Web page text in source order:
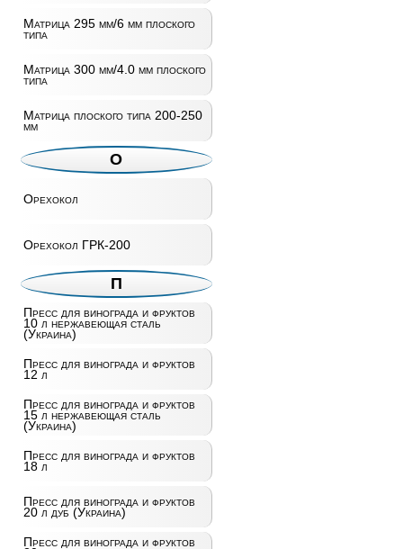
Матрица 295 мм/6 мм плоского
типа
Матрица 300 мм/4.0 мм плоского
типа
Матрица плоского типа 200-250
мм
О
Орехокол
Орехокол ГРК-200
П
Пресс для винограда и фруктов
10 л нержавеющая сталь
(Украина)
Пресс для винограда и фруктов
12 л
Пресс для винограда и фруктов
15 л нержавеющая сталь
(Украина)
Пресс для винограда и фруктов
18 л
Пресс для винограда и фруктов
20 л дуб (Украина)
Пресс для винограда и фруктов